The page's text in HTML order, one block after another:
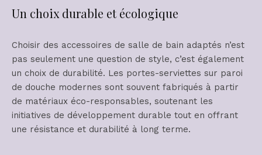
Un choix durable et écologique
Choisir des accessoires de salle de bain adaptés n’est
pas seulement une question de style, c’est également
un choix de durabilité. Les portes-serviettes sur paroi
de douche modernes sont souvent fabriqués à partir
de matériaux éco-responsables, soutenant les
initiatives de développement durable tout en offrant
une résistance et durabilité à long terme.